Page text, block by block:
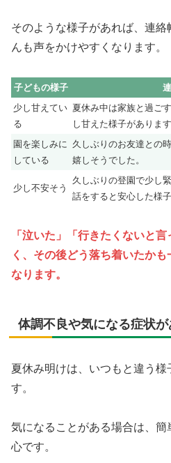
そのような様子があれば、連絡
んも声をかけやすくなります。
子どもの様子
少し甘えてい
る
夏休み中は家族と過ご
し甘えた様子があります
園を楽しみに
している
久しぶりのお友達との
嬉しそうでした。
少し不安そう
久しぶりの登園で少し
話をすると安心した様子
「泣いた」「行きたくないと
く、その後どう落ち着いたか
なります。
体調不良や気になる症状
夏休み明けは、いつもと違う様
す。
気になることがある場合は、
心です。